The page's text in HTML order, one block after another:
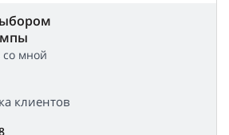
со мной
клиентов